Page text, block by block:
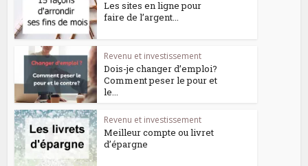
Les sites en ligne pour
faire de l’argent...
Revenu et investissement
Dois-je changer d’emploi?
Comment peser le pour et
le...
Revenu et investissement
Meilleur compte ou livret
d’épargne